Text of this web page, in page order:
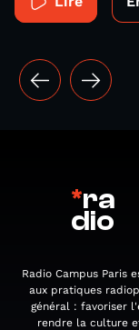
*ra
dio
Radio Campus Paris
aux pratiques
général : favoriser
rendre la culture